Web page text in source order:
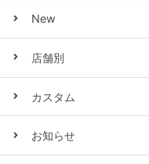
New
店舗別
カスタム
お知らせ